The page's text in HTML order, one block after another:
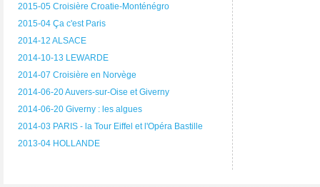
2015-05 Croisière Croatie-Monténégro
2015-04 Ça c'est Paris
2014-12 ALSACE
2014-10-13 LEWARDE
2014-07 Croisière en Norvège
2014-06-20 Auvers-sur-Oise et Giverny
2014-06-20 Giverny : les algues
2014-03 PARIS - la Tour Eiffel et l'Opéra Bastille
2013-04 HOLLANDE